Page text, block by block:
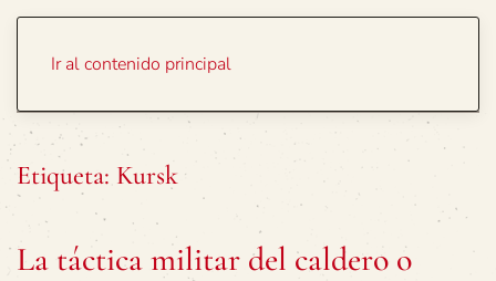
Ir al contenido principal
Etiqueta: Kursk
La táctica militar del caldero o